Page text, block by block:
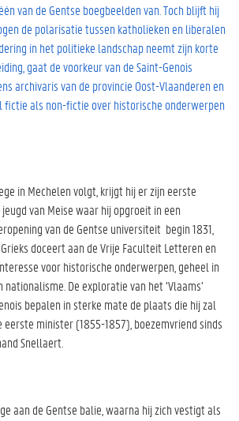
van de Gentse boegbeelden van. Toch blijft hij
de polarisatie tussen katholieken en liberalen
in het politieke landschap neemt zijn korte
gaat de voorkeur van de Saint-Genois
archivaris van de provincie Oost-Vlaanderen en
als non-fictie over historische onderwerpen
in Mechelen volgt, krijgt hij er zijn eerste
van Meise waar hij opgroeit in een
van de Gentse universiteit begin 1831,
doceert aan de Vrije Faculteit Letteren en
voor historische onderwerpen, geheel in
De exploratie van het ‘Vlaams’
bepalen in sterke mate de plaats die hij zal
minister (1855-1857), boezemvriend sinds
Snellaert.
aan de Gentse balie, waarna hij zich vestigt als